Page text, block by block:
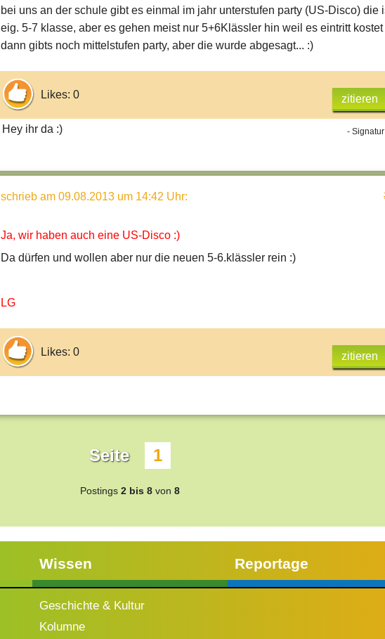
bei uns an der schule gibt es einmal im jahr unterstufen party (US-Disco) die
eig. 5-7 klasse, aber es gehen meist nur 5+6Klässler hin weil es eintritt kostet
dann gibts noch mittelstufen party, aber die wurde abgesagt... :)
Likes: 0 zitieren
-
Hey ihr da :)
schrieb am 09.08.2013 um 14:42 Uhr:
Ja, wir haben auch eine US-Disco :)
Da dürfen und wollen aber nur die neuen 5-6.klässler rein :)
LG
Likes: 0 zitieren
Seite 1
Postings 2 bis 8 von 8
Wissen
Geschichte & Kultur
Kolumne
Reportage